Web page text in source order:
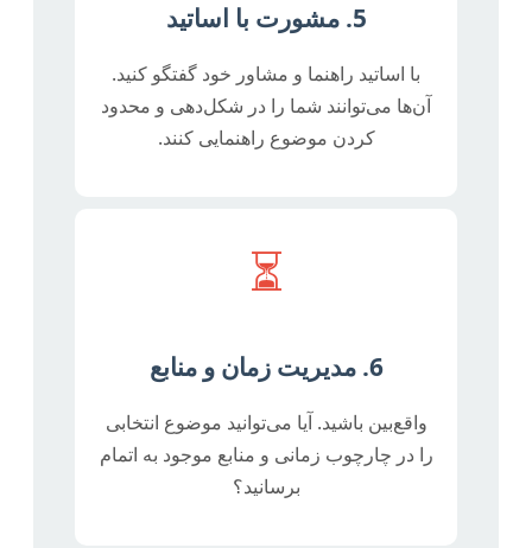
5. مشورت با اساتید
با اساتید راهنما و مشاور خود گفتگو کنید.
آن‌ها می‌توانند شما را در شکل‌دهی و محدود
کردن موضوع راهنمایی کنند.
⏳
6. مدیریت زمان و منابع
واقع‌بین باشید. آیا می‌توانید موضوع انتخابی
را در چارچوب زمانی و منابع موجود به اتمام
برسانید؟